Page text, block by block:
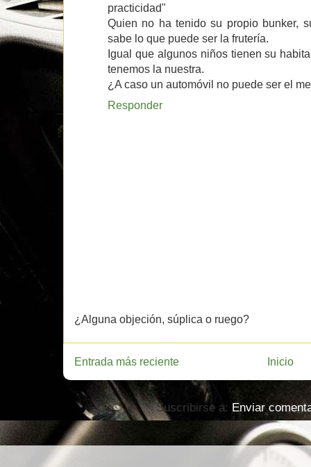
practicidad"
Quien no ha tenido su propio bunker,
sabe lo que puede ser la frutería.
Igual que algunos niños tienen su
tenemos la nuestra.
¿A caso un automóvil no puede ser el
Responder
¿Alguna objeción, súplica o ruego?
Entrada más reciente Inicio
Suscribirse a: Enviar